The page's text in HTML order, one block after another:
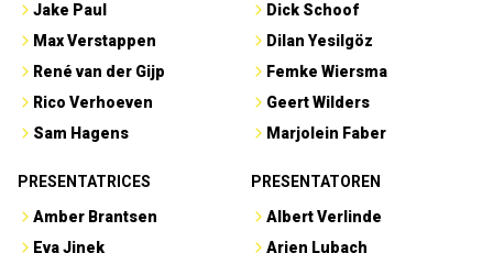
Jake Paul
Max Verstappen
René van der Gijp
Rico Verhoeven
Sam Hagens
Dick Schoof
Dilan Yesilgöz
Femke Wiersma
Geert Wilders
Marjolein Faber
PRESENTATRICES
Amber Brantsen
Eva Jinek
PRESENTATOREN
Albert Verlinde
Arjen Lubach